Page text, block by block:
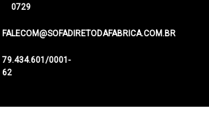
0729
FALECOM@SOFADIRETODAFABRICA.COM.BR
79.434.601/0001-
62